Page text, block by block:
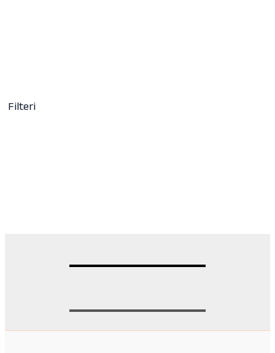
Filteri